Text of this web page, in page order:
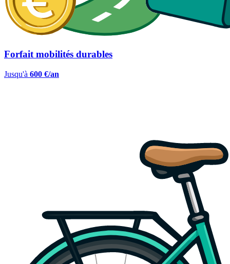
Forfait mobilités durables
Jusqu'à 600 €/an